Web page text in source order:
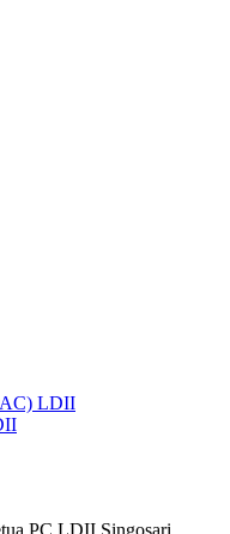
LDII
PC LDII Singosari